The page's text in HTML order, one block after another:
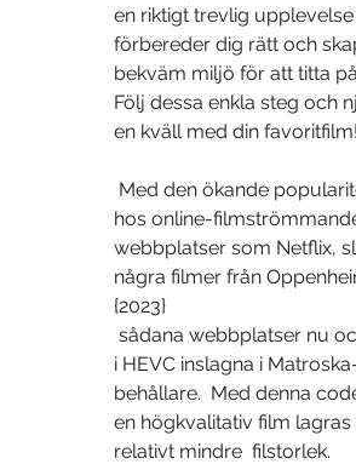
en riktigt trevlig
förbereder dig rätt och
bekväm miljö för att titta
Följ dessa enkla steg och
en kväll med din favoritfilm!
hos online-
webbplatser som Netflix,
några filmer från
{2023}
i HEVC inslagna i
behållare.  Med denna
en högkvalitativ film lagras
relativt mindre  filstorlek.